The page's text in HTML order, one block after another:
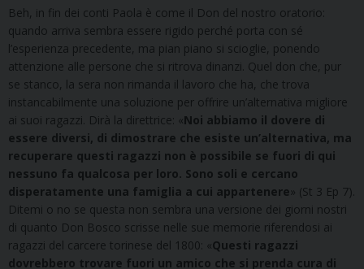
Beh, in fin dei conti Paola è come il Don del nostro oratorio:
quando arriva sembra essere rigido perché porta con sé
l’esperienza precedente, ma pian piano si scioglie, ponendo
attenzione alle persone che si ritrova dinanzi. Quel don che, pur
se stanco, la sera non rimanda il lavoro che ha, che trova
instancabilmente una soluzione per offrire un’alternativa migliore
ai suoi ragazzi. Dirà la direttrice: «Noi abbiamo il dovere di
essere diversi, di dimostrare che esiste un’alternativa, ma
recuperare questi ragazzi non è possibile se fuori di qui
nessuno fa qualcosa per loro. Sono soli e cercano
disperatamente una famiglia a cui appartenere» (St 3 Ep 7).
Ditemi o no se questa non sembra una versione dei giorni nostri
di quanto Don Bosco scrisse nelle sue memorie riferendosi ai
ragazzi del carcere torinese del 1800: «Questi ragazzi
dovrebbero trovare fuori un amico che si prenda cura di